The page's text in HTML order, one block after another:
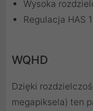
Wysoka
Regulacja HAS
WQHD
Dzięki
megapiksela) ten